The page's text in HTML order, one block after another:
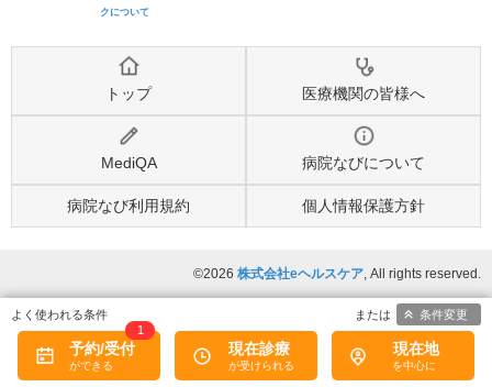
クについて
トップ 医療機関の皆様へ
MediQA 病院なびについて
病院なび利用規約 個人情報保護方針
©2026 株式会社eヘルスケア, All rights reserved.
予約/受付
1
現在診療 現在地
条件変更